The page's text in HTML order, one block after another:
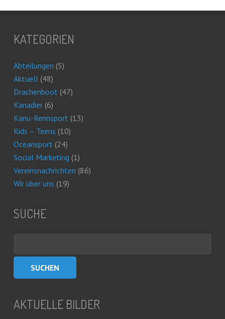
KATEGORIEN
Abteilungen (5)
Aktuell(48)
Drachenboot(47)
Kanadier(6)
Kanu-Rennsport(13)
Kids – Teens (10)
Oceansport(24)
Social Marketing (1)
Vereinsnachrichten (86)
Wir über uns (19)
SUCHE
AKTUELLE BILDER